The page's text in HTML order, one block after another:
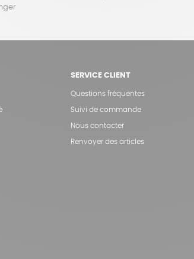
SERVICE CLIENT
Questions fréquentes
Suivi de commande
Nous contacter
Renvoyer des articles